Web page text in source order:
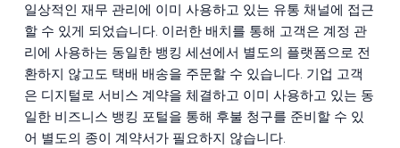
일상적인 재무 관리에 이미 사용하고 있는 유통 채널에 접근
할 수 있게 되었습니다. 이러한 배치를 통해 고객은 계정 관
리에 사용하는 동일한 뱅킹 세션에서 별도의 플랫폼으로 전
환하지 않고도 택배 배송을 주문할 수 있습니다. 기업 고객
은 디지털로 서비스 계약을 체결하고 이미 사용하고 있는 동
일한 비즈니스 뱅킹 포털을 통해 후불 청구를 준비할 수 있
어 별도의 종이 계약서가 필요하지 않습니다.